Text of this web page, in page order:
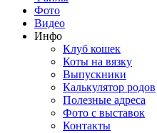
Фото
Видео
Инфо
Клуб кошек
Коты на вязку
Выпускники
Калькулятор родов
Полезные адреса
Фото с выставок
Контакты